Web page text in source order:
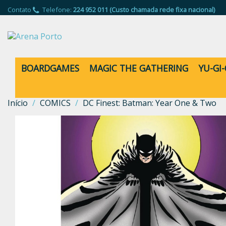
Contato Telefone: 224 952 011 (Custo chamada rede fixa nacional)
BOARDGAMES MAGIC THE GATHERING YU-
Início COMICS DC Finest: Batman: Year One & Two